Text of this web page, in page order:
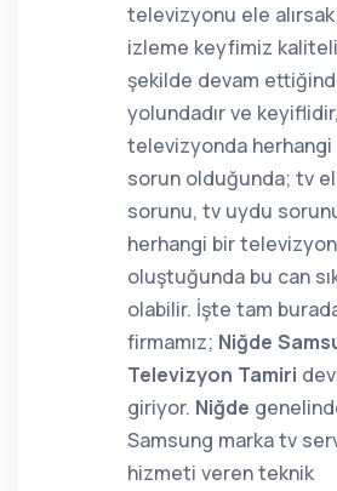
televizyonu ele
izleme keyfimiz
şekilde devam
yolundadır ve
televizyonda herhangi
sorun olduğunda; tv
sorunu, tv uydu
herhangi bir televizyon
oluştuğunda bu can
olabilir. İşte tam
firmamız; Niğde
Televizyon Tamiri
giriyor. Niğde
Samsung marka tv
hizmeti veren teknik